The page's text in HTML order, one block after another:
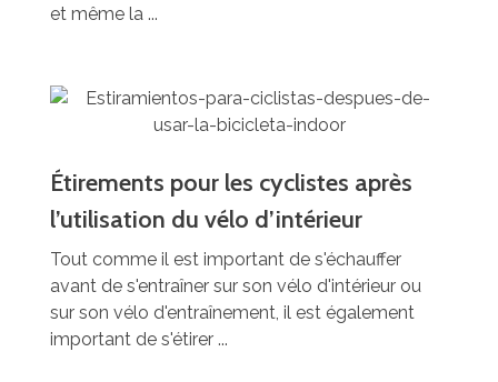
et même la ...
Étirements pour les cyclistes après
l’utilisation du vélo d’intérieur
Tout comme il est important de s'échauffer
avant de s'entraîner sur son vélo d'intérieur ou
sur son vélo d'entraînement, il est également
important de s'étirer ...